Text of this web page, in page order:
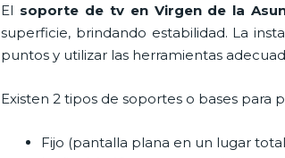
El soporte de tv en Virgen de la
superficie, brindando estabilidad. La
puntos y utilizar las herramientas
Existen 2 tipos de soportes o bases para
Fijo (pantalla plana en un lugar